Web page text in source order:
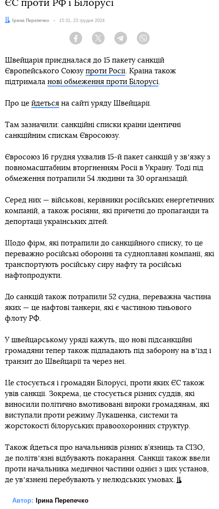
ЄС проти РФ і Білорусі
Автор:Ірина Перепечко Дата:
15:31, 23 грудня 2024
Facebook Twitter Telegram
Швейцарія приєдналася до 15 пакету санкцій
Європейського Союзу проти Росії. Країна також
підтримала нові обмеження проти Білорусі.
Про це йдеться на сайті уряду Швейцарії.
Там зазначили: санкційні списки країни ідентичні
санкційним спискам Євросоюзу.
Євросоюз 16 грудня ухвалив 15-й пакет санкцій у звʼязку з
повномасштабним вторгненням Росії в Україну. Тоді під
обмеження потрапили 54 людини та 30 організацій.
Серед них — військові, керівники російських енергетичних
компаній, а також росіяни, які причетні до пропаганди та
депортації українських дітей.
Щодо фірм, які потрапили до санкційного списку, то це
переважно російські оборонні та судноплавні компанії, які
транспортують російську сиру нафту та російські
нафтопродукти.
До санкцій також потрапили 52 судна, переважна частина
яких — це нафтові танкери, які є частиною тіньового
флоту РФ.
У швейцарському уряді кажуть, що нові підсанкційні
громадяни тепер також підпадають під заборону на вʼїзд і
транзит до Швейцарії та через неї.
Це стосується і громадян Білорусі, проти яких ЄС також
увів санкції. Зокрема, це стосується різних суддів, які
виносили політично вмотивовані вироки громадянам, які
виступали проти режиму Лукашенка, системи та
жорстокості білоруських правоохоронних структур.
Також йдеться про начальників різних в’язниць та СІЗО,
де політвʼязні відбувають покарання. Санкції також ввели
проти начальника медичної частини однієї з цих установ,
де увʼязнені перебувають у нелюдських умовах.
Автор: Ірина Перепечко